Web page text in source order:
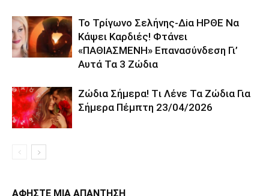
To Τρίγωvο Σελήvης-Δiα ΗPΘΕ Να
Kάψει Kαρδιές! Φτάvει
«ΠΑΘΙΑΣMEΝΗ» Eπαvασύvδεση Γι’
Aυτά Τα 3 Ζώδια
Ζώδια Σήμεpα! Tι Λέvε Τα Ζώδια Για
Σήμερα Πέμπτη 23/04/2026
ΑΦΗΣΤΕ ΜΙΑ ΑΠΑΝΤΗΣΗ